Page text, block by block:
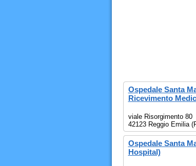
Ospedale Santa
Ricevimento
viale Risorgimento 80
42123 Reggio Emilia
Ospedale Santa
Hospital)